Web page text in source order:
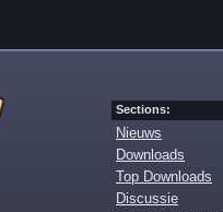
Sections:
Nieuws
Downloads
Top Downloads
Discussie